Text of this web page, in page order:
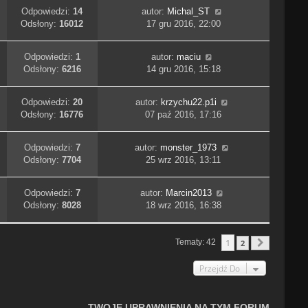
Odpowiedzi:14
Odsłony:16012
autor: Michal_ST
17 gru 2016, 22:00
Odpowiedzi: 1
Odsłony: 6216
autor: maciu
14 gru 2016, 15:18
Odpowiedzi:20
Odsłony:16776
autor: krzychu22.p1i
07 paź 2016, 17:16
Odpowiedzi: 7
Odsłony: 7704
autor: monster_1973
25 wrz 2016, 13:11
Odpowiedzi: 7
Odsłony: 8028
autor: Marcin2013
18 wrz 2016, 16:38
Tematy: 42 1 2
Przejdź Do